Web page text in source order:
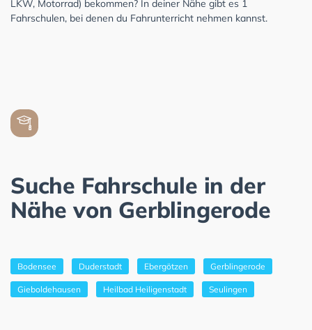
LKW, Motorrad) bekommen? In deiner Nähe gibt es 1
Fahrschulen, bei denen du Fahrunterricht nehmen kannst.
Suche Fahrschule in der
Nähe von Gerblingerode
Bodensee Duderstadt Ebergötzen Gerblingerode
Gieboldehausen Heilbad Heiligenstadt Seulingen